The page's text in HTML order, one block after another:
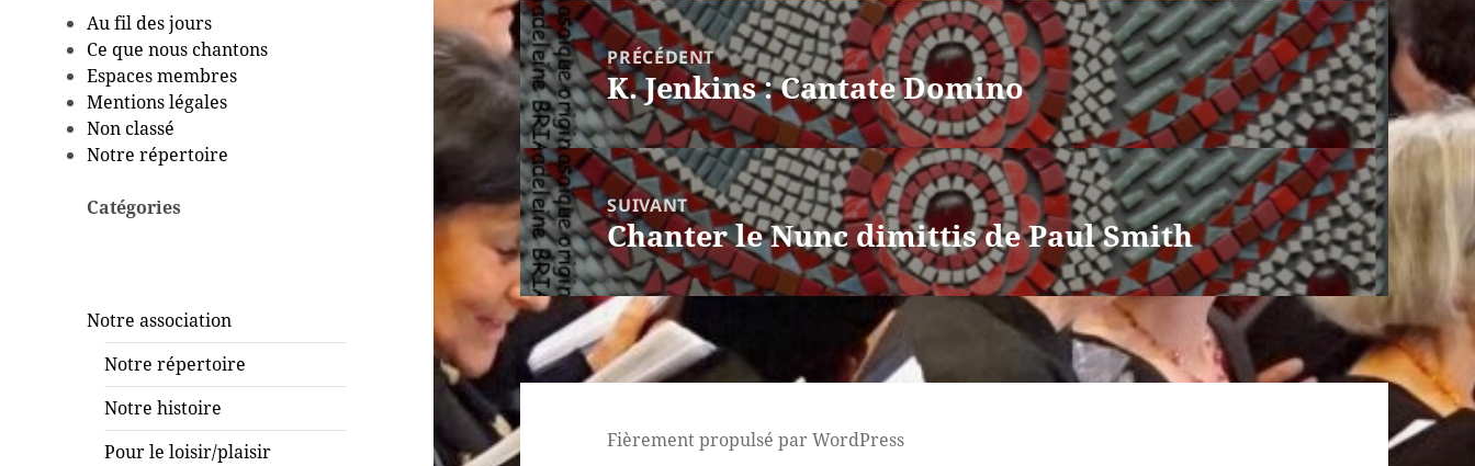
Au fil des jours
Ce que nous chantons
Espaces membres
Mentions légales
Non classé
Notre répertoire
Catégories
Notre association
Notre répertoire
Notre histoire
Pour le loisir/plaisir
Navigation
de
l’article
PRÉCÉDENT
Article
précédent :
K. Jenkins : Cantate Domino
SUIVANT
Article
suivant :
Chanter le Nunc dimittis de Paul Smith
Fièrement propulsé par WordPress